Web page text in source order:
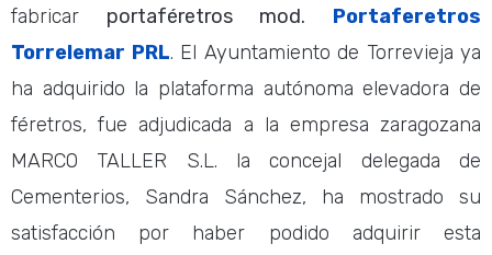
fabricar portaféretros mod.
Portaferetros
Torrelemar PRL. El Ayuntamiento de Torrevieja ya
ha adquirido la plataforma autónoma elevadora de
féretros, fue adjudicada a la empresa zaragozana
MARCO TALLER S.L. la concejal delegada de
Cementerios, Sandra Sánchez, ha mostrado su
satisfacción por haber podido adquirir esta